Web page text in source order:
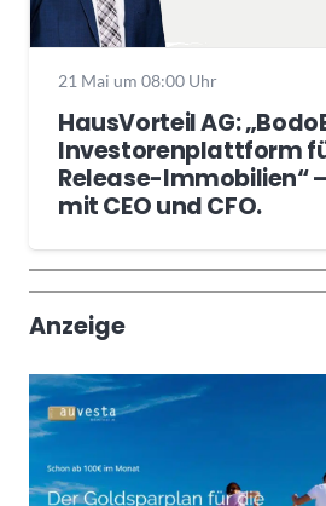
21 Mai um 08:00 Uhr
HausVorteil AG:
Investorenplattform
Release-Immobilien“
mit CEO und CFO.
Trendthemen
Anzeige